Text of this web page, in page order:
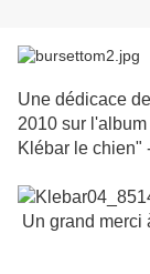
Une dédicace
2010 sur
Klébar le chien"
Un grand merci